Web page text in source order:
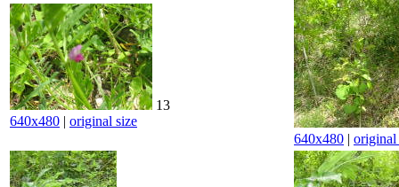
13
640x480 | original size
640x480 | original